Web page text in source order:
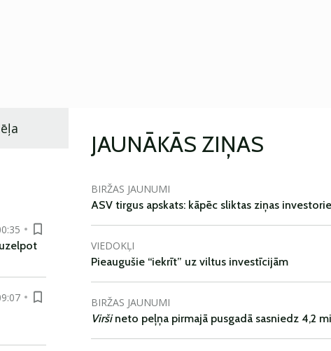
JAUNĀKĀS ZIŅAS
BIRŽAS JAUNUMI
ASV tirgus apskats: kāpēc sliktas ziņas
VIEDOKĻI
Pieaugušie “iekrīt” uz viltus investīcijām
BIRŽAS JAUNUMI
Viršineto peļņa pirmajā pusgadā sasniedz 4,2